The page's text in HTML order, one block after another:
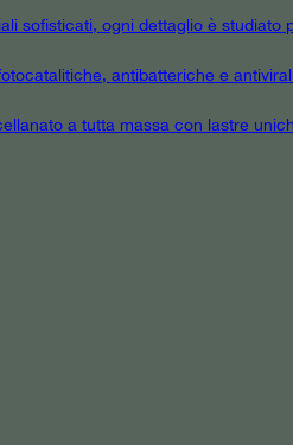
sofisticati, ogni dettaglio è
antibatteriche e
a tutta massa con lastre